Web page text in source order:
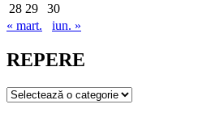
28 29
30
« mart.
iun. »
REPERE
REPERE